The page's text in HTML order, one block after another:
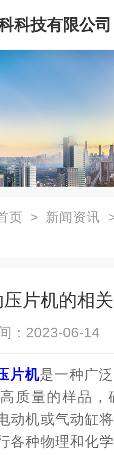
科技有限公司
页 > 新闻资讯
压片机的相
间：2023-06-
片机是一种广
质量的样品
动机或气动缸
各种物理和化